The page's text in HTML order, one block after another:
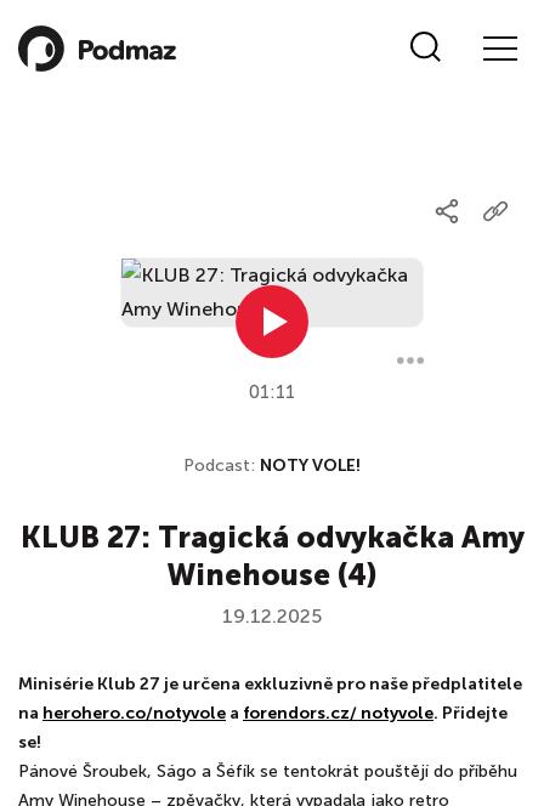
01:11
Podcast: NOTY VOLE!
KLUB 27: Tragická odvykačka Amy
Winehouse (4)
19.12.2025
Minisérie Klub 27 je určena exkluzivně pro naše předplatitele
na herohero.co/notyvole a forendors.cz/ notyvole. Přidejte
se!
Pánové Šroubek, Ságo a Šéfík se tentokrát pouštějí do příběhu
Amy Winehouse – zpěvačky, která vypadala jako retro